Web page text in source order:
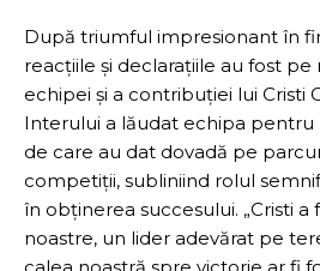
După triumful impresionant în
reacțiile și declarațiile au fost
echipei și a contribuției lui Cristi
Interului a lăudat echipa pentru
de care au dat dovadă pe
competiții, subliniind rolul
în obținerea succesului. „Cristi a
noastre, un lider adevărat pe